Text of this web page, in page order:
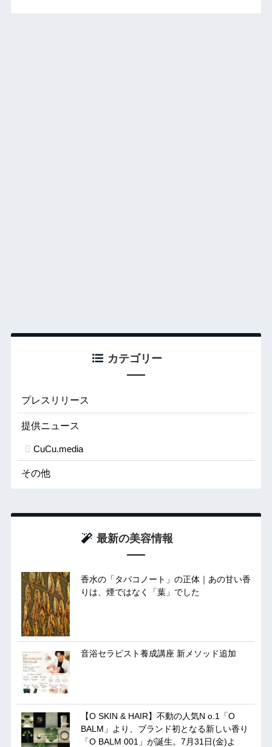
カテゴリー
プレスリリース
提供ニュース
CuCu.media
その他
最新の美容情報
香水の「タバコノート」の正体｜あの甘い香
りは、煙ではなく「葉」でした
音浴セラピスト養成講座 新メソッド追加
【O SKIN & HAIR】不動の人気N o.1「O
BALM」より、ブランド初となる新しい香り
「O BALM 001」が誕生。7月31日(金)よ